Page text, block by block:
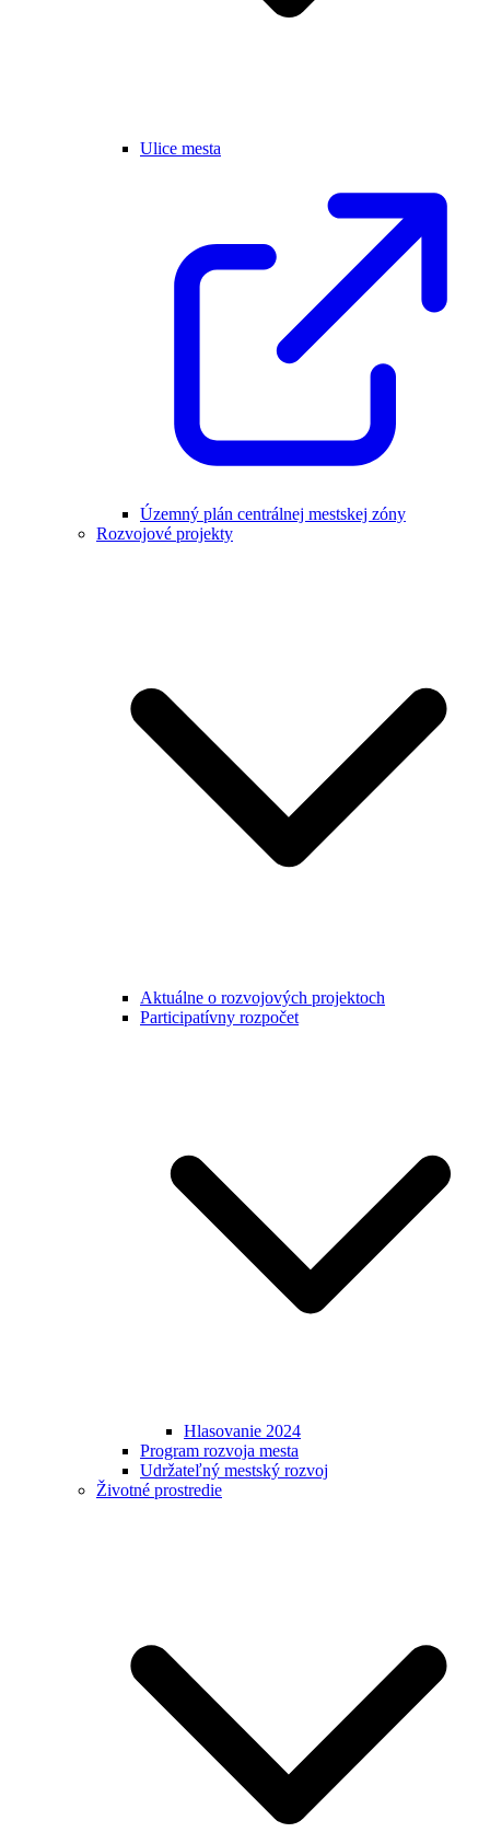
Ulice mesta
Územný plán centrálnej mestskej zóny
Rozvojové projekty
Aktuálne o rozvojových projektoch
Participatívny rozpočet
Hlasovanie 2024
Program rozvoja mesta
Udržateľný mestský rozvoj
Životné prostredie